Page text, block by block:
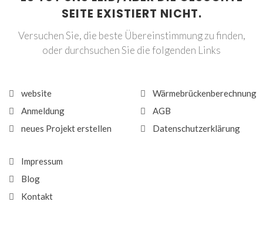
SEITE EXISTIERT NICHT.
Versuchen Sie, die beste Übereinstimmung zu finden,
oder durchsuchen Sie die folgenden Links
website
Anmeldung
neues Projekt erstellen
Wärmebrückenberechnung
AGB
Datenschutzerklärung
Impressum
Blog
Kontakt